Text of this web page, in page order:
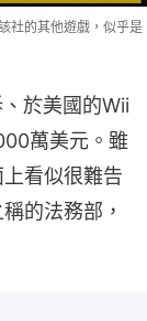
社的其他遊戲，似乎是
於美國的Wii
萬美元。雖
看似很難告
的法務部，